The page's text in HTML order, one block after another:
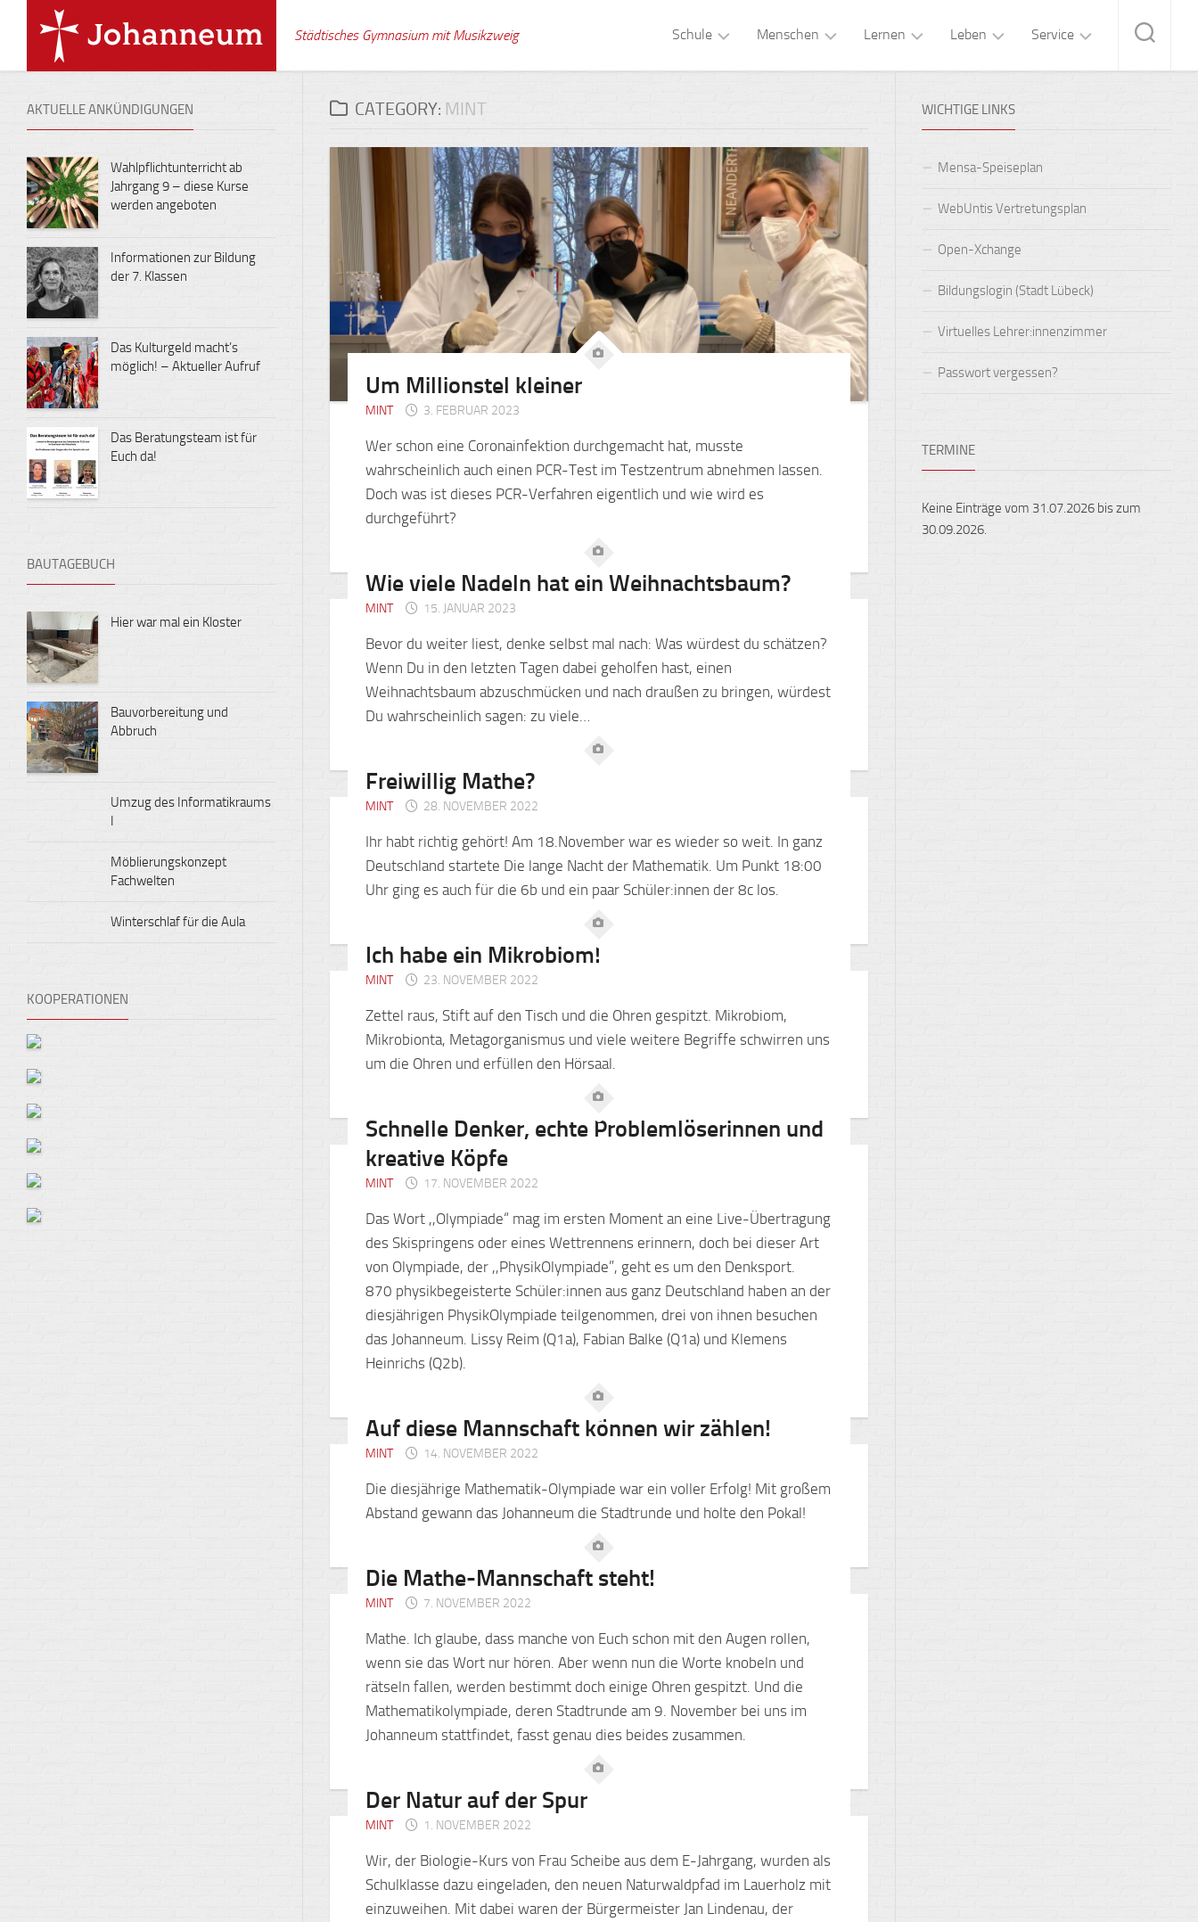
Städtisches Gymnasium mit Musikzweig Schule
Schule
Rassismus
Gesunde
Schule
Digitale
Medien
Gebäude
Menschen
Kollegium
Schulsozialarbeit
Beratungsteam
Schüler:innenvertretung
Schulelternbeirat
Schulverein
Lernen
Forschen
Fremdsprachen
Wahlpflichtunterricht
Orientierung
Leben
„Brandt’s“
Betreuung
Arbeitsgemeinschaften
und
Konzertreisen
Feste,
Konzerte
Ausstellungen
Service
Pläne
Formulare
Handbuch
CATEGORY: MINT
Um Millionstel kleiner
MINT 3. FEBRUAR 2023
Wer schon eine Coronainfektion durchgemacht hat, musste
wahrscheinlich auch einen PCR-Test im Testzentrum abnehmen lassen.
Doch was ist dieses PCR-Verfahren eigentlich und wie wird es
durchgeführt?
Wie viele Nadeln hat ein Weihnachtsbaum?
MINT 15. JANUAR 2023
Bevor du weiter liest, denke selbst mal nach: Was würdest du schätzen?
Wenn Du in den letzten Tagen dabei geholfen hast, einen
Weihnachtsbaum abzuschmücken und nach draußen zu bringen, würdest
Du wahrscheinlich sagen: zu viele…
Freiwillig Mathe?
MINT 28. NOVEMBER 2022
Ihr habt richtig gehört! Am 18.November war es wieder so weit. In ganz
Deutschland startete Die lange Nacht der Mathematik. Um Punkt 18:00
Uhr ging es auch für die 6b und ein paar Schüler:innen der 8c los.
Ich habe ein Mikrobiom!
MINT 23. NOVEMBER 2022
Zettel raus, Stift auf den Tisch und die Ohren gespitzt. Mikrobiom,
Mikrobionta, Metagorganismus und viele weitere Begriffe schwirren uns
um die Ohren und erfüllen den Hörsaal.
Schnelle Denker, echte Problemlöserinnen und
kreative Köpfe
MINT 17. NOVEMBER 2022
Das Wort ,,Olympiade“ mag im ersten Moment an eine Live-Übertragung
des Skispringens oder eines Wettrennens erinnern, doch bei dieser Art
von Olympiade, der ,,PhysikOlympiade”, geht es um den Denksport.
870 physikbegeisterte Schüler:innen aus ganz Deutschland haben an der
diesjährigen PhysikOlympiade teilgenommen, drei von ihnen besuchen
das Johanneum. Lissy Reim (Q1a), Fabian Balke (Q1a) und Klemens
Heinrichs (Q2b).
Auf diese Mannschaft können wir zählen!
MINT 14. NOVEMBER 2022
Die diesjährige Mathematik-Olympiade war ein voller Erfolg! Mit großem
Abstand gewann das Johanneum die Stadtrunde und holte den Pokal!
Die Mathe-Mannschaft steht!
MINT 7. NOVEMBER 2022
Mathe. Ich glaube, dass manche von Euch schon mit den Augen rollen,
wenn sie das Wort nur hören. Aber wenn nun die Worte knobeln und
rätseln fallen, werden bestimmt doch einige Ohren gespitzt. Und die
Mathematikolympiade, deren Stadtrunde am 9. November bei uns im
Johanneum stattfindet, fasst genau dies beides zusammen.
Der Natur auf der Spur
MINT 1. NOVEMBER 2022
Wir, der Biologie-Kurs von Frau Scheibe aus dem E-Jahrgang, wurden als
Schulklasse dazu eingeladen, den neuen Naturwaldpfad im Lauerholz mit
einzuweihen. Mit dabei waren der Bürgermeister Jan Lindenau, der
AKTUELLE ANKÜNDIGUNGEN
Wahlpflichtunterricht ab
Jahrgang 9 – diese Kurse
werden angeboten
Informationen zur Bildung
der 7. Klassen
Das Kulturgeld macht’s
möglich! – Aktueller Aufruf
Das Beratungsteam ist für
Euch da!
BAUTAGEBUCH
Hier war mal ein Kloster
Bauvorbereitung und
Abbruch
Umzug des Informatikraums
I
Möblierungskonzept
Fachwelten
Winterschlaf für die Aula
KOOPERATIONEN
WICHTIGE LINKS
Mensa-Speiseplan
WebUntis Vertretungsplan
Open-Xchange
Bildungslogin (Stadt Lübeck)
Virtuelles Lehrer:innenzimmer
Passwort vergessen?
TERMINE
Keine Einträge vom 31.07.2026 bis zum
30.09.2026.